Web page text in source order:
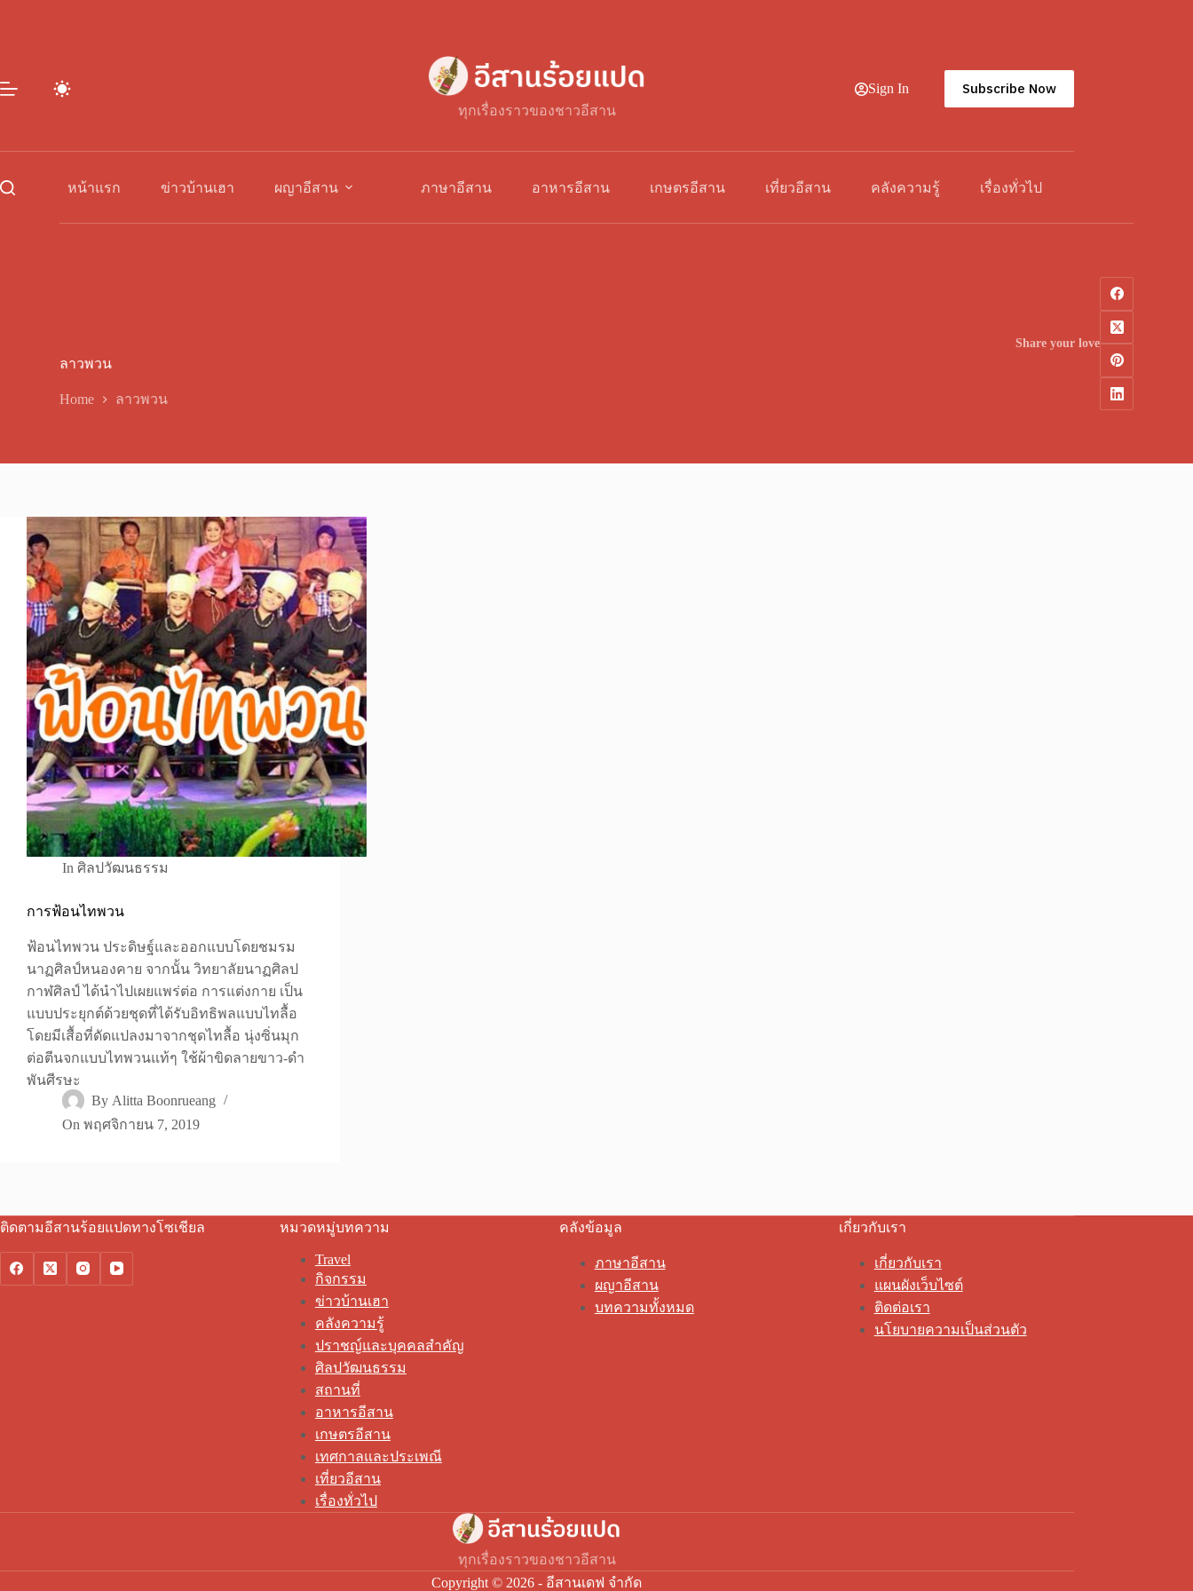
ทุกเรื่องราวของชาวอีสาน
Sign In Subscribe Now
หน้าแรก ข่าวบ้านเฮา ผญาอีสาน ภาษาอีสาน อาหารอีสาน เกษตรอีสาน เที่ยวอีสาน คลังความรู้ เรื่องทั่วไป
ลาวพวน
Home ลาวพวน
Share your love
In ศิลปวัฒนธรรม
การฟ้อนไทพวน
ฟ้อนไทพวน ประดิษฐ์และออกแบบโดยชมรม
นาฏศิลป์หนองคาย จากนั้น วิทยาลัยนาฏศิลป
กาฬศิลป์ ได้นำไปเผยแพร่ต่อ การแต่งกาย เป็น
แบบประยุกต์ด้วยชุดที่ได้รับอิทธิพลแบบไทลื้อ
โดยมีเสื้อที่ดัดแปลงมาจากชุดไทลื้อ นุ่งซิ่นมุก
ต่อตีนจกแบบไทพวนแท้ๆ ใช้ผ้าขิดลายขาว-ดำ
พันศีรษะ
By Alitta Boonrueang
On พฤศจิกายน 7, 2019
ติดตามอีสานร้อยแปดทางโซเชียล หมวดหมู่บทความ
Travel
กิจกรรม
ข่าวบ้านเฮา
คลังความรู้
ปราชญ์และบุคคลสำคัญ
ศิลปวัฒนธรรม
สถานที่
อาหารอีสาน
เกษตรอีสาน
เทศกาลและประเพณี
เที่ยวอีสาน
เรื่องทั่วไป
คลังข้อมูล
ภาษาอีสาน
ผญาอีสาน
บทความทั้งหมด
เกี่ยวกับเรา
เกี่ยวกับเรา
แผนผังเว็บไซต์
ติดต่อเรา
นโยบายความเป็นส่วนตัว
ทุกเรื่องราวของชาวอีสาน
Copyright © 2026 - อีสานเดฟ จำกัด